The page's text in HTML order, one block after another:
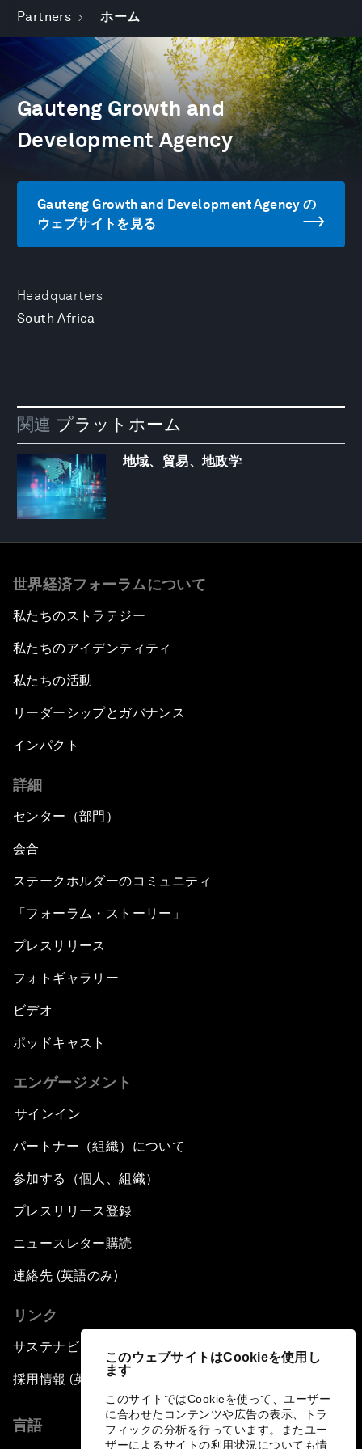
このウェブサイトはCookieを使用し
ます
このサイトではCookieを使って、ユーザー
に合わせたコンテンツや広告の表示、トラ
フィックの分析を行っています。またユー
ザーによるサイトの利用状況についても情
Partners ホーム
Headquarters
South Africa
Gauteng Growth and
Development Agency
Gauteng Growth and Development Agency の
ウェブサイトを見る
関連 プラットホーム
地域、貿易、地政学
世界経済フォーラムについて
私たちのストラテジー
私たちのアイデンティティ
私たちの活動
リーダーシップとガバナンス
インパクト
詳細
センター（部門）
会合
ステークホルダーのコミュニティ
「フォーラム・ストーリー」
プレスリリース
フォトギャラリー
ビデオ
ポッドキャスト
エンゲージメント
サインイン
パートナー（組織）について
参加する（個人、組織）
プレスリリース登録
ニュースレター購読
連絡先 (英語のみ)
リンク
サステナビリティへの取り組み
採用情報 (英語のみ)
言語